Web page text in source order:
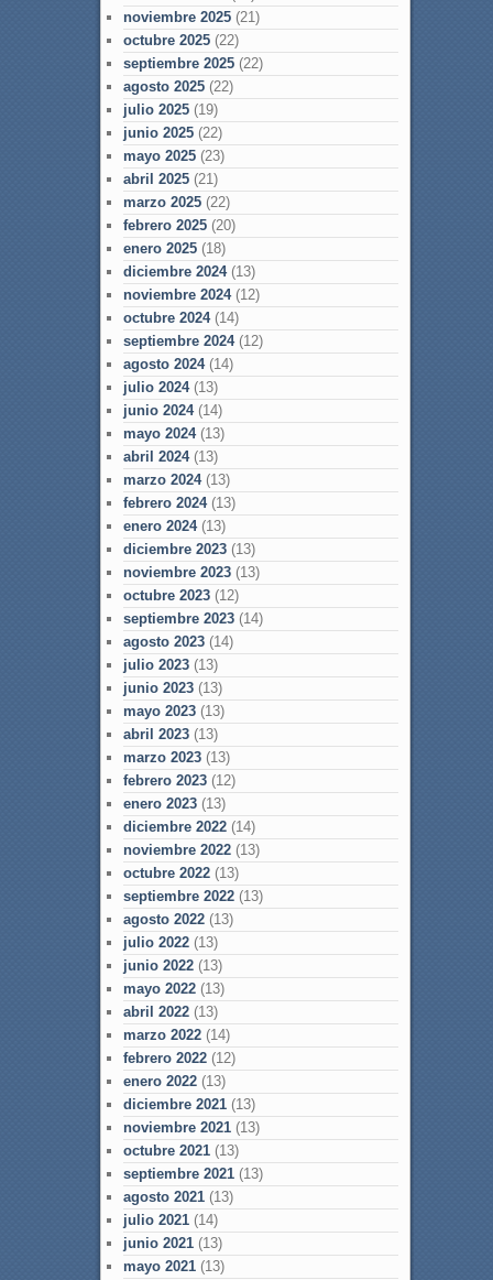
noviembre 2025(21)
octubre 2025(22)
septiembre 2025(22)
agosto 2025(22)
julio 2025(19)
junio 2025(22)
mayo 2025(23)
abril 2025(21)
marzo 2025(22)
febrero 2025(20)
enero 2025(18)
diciembre 2024(13)
noviembre 2024(12)
octubre 2024(14)
septiembre 2024(12)
agosto 2024(14)
julio 2024(13)
junio 2024(14)
mayo 2024(13)
abril 2024(13)
marzo 2024(13)
febrero 2024(13)
enero 2024(13)
diciembre 2023(13)
noviembre 2023(13)
octubre 2023(12)
septiembre 2023(14)
agosto 2023(14)
julio 2023(13)
junio 2023(13)
mayo 2023(13)
abril 2023(13)
marzo 2023(13)
febrero 2023(12)
enero 2023(13)
diciembre 2022(14)
noviembre 2022(13)
octubre 2022(13)
septiembre 2022(13)
agosto 2022(13)
julio 2022(13)
junio 2022(13)
mayo 2022(13)
abril 2022(13)
marzo 2022(14)
febrero 2022(12)
enero 2022(13)
diciembre 2021(13)
noviembre 2021(13)
octubre 2021(13)
septiembre 2021(13)
agosto 2021(13)
julio 2021(14)
junio 2021(13)
mayo 2021(13)